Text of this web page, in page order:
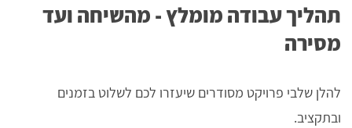
תהליך עבודה מומלץ - מהשיחה ועד
מסירה
להלן שלבי פרויקט מסודרים שיעזרו לכם לשלוט בזמנים
ובתקציב.